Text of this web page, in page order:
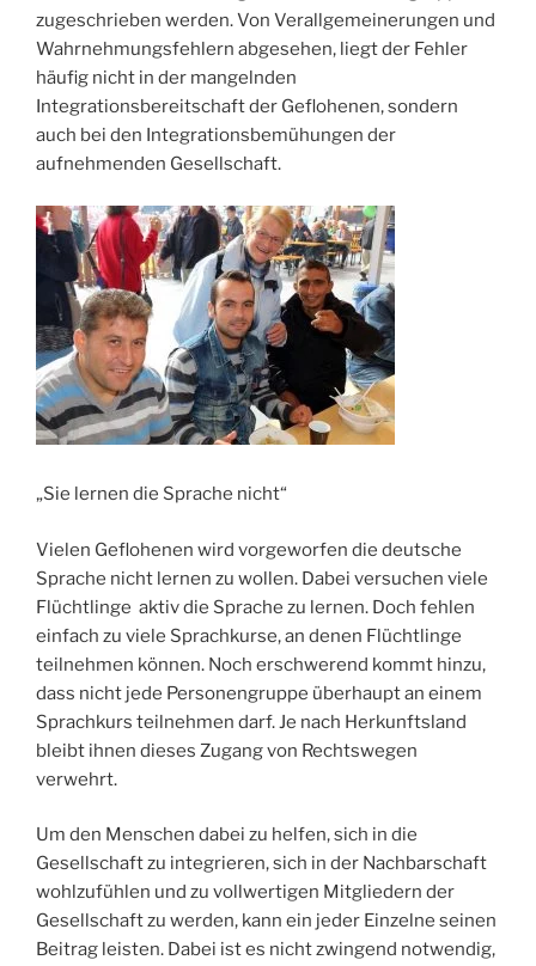
zugeschrieben werden. Von Verallgemeinerungen und
Wahrnehmungsfehlern abgesehen, liegt der Fehler
häufig nicht in der mangelnden
Integrationsbereitschaft der Geflohenen, sondern
auch bei den Integrationsbemühungen der
aufnehmenden Gesellschaft.
„Sie lernen die Sprache nicht“
Vielen Geflohenen wird vorgeworfen die deutsche
Sprache nicht lernen zu wollen. Dabei versuchen viele
Flüchtlinge aktiv die Sprache zu lernen. Doch fehlen
einfach zu viele Sprachkurse, an denen Flüchtlinge
teilnehmen können. Noch erschwerend kommt hinzu,
dass nicht jede Personengruppe überhaupt an einem
Sprachkurs teilnehmen darf. Je nach Herkunftsland
bleibt ihnen dieses Zugang von Rechtswegen
verwehrt.
Um den Menschen dabei zu helfen, sich in die
Gesellschaft zu integrieren, sich in der Nachbarschaft
wohlzufühlen und zu vollwertigen Mitgliedern der
Gesellschaft zu werden, kann ein jeder Einzelne seinen
Beitrag leisten. Dabei ist es nicht zwingend notwendig,